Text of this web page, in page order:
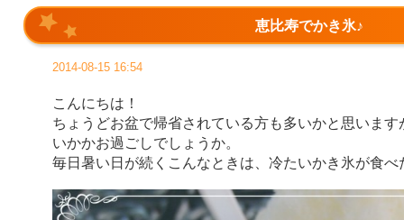
恵比寿でかき氷♪
2014-08-15 16:54
こんにちは！
ちょうどお盆で帰省されている方も多いかと思います
いかかお過ごしでしょうか。
毎日暑い日が続くこんなときは、冷たいかき氷が食